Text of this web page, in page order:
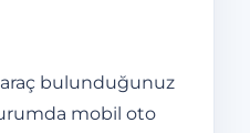
bulunduğunuz
mobil oto